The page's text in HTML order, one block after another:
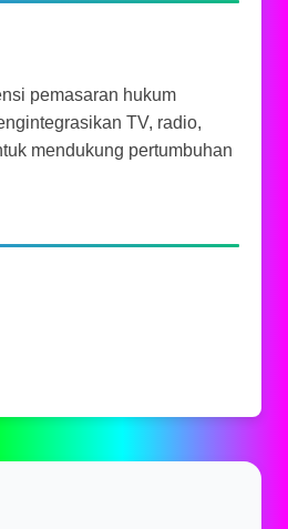
pemasaran hukum
TV, radio,
mendukung pertumbuhan